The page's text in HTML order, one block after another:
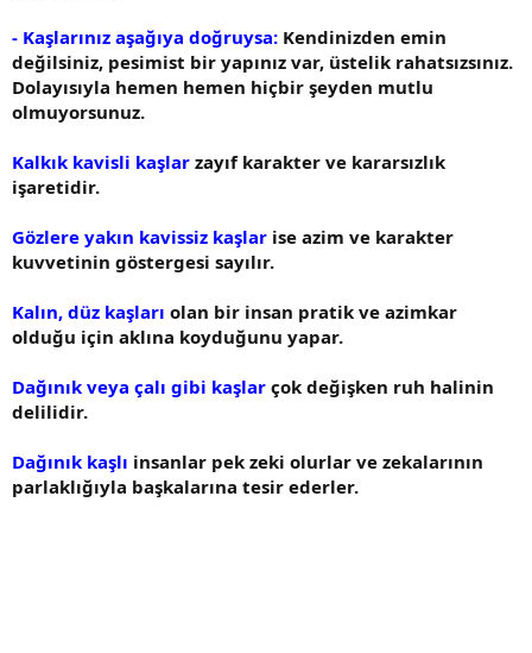
- Kaşlarınız aşağıya doğruysa: Kendinizden emin
değilsiniz, pesimist bir yapınız var, üstelik rahatsızsınız.
Dolayısıyla hemen hemen hiçbir şeyden mutlu
olmuyorsunuz.
Kalkık kavisli kaşlar zayıf karakter ve kararsızlık
işaretidir.
Gözlere yakın kavissiz kaşlar ise azim ve karakter
kuvvetinin göstergesi sayılır.
Kalın, düz kaşları olan bir insan pratik ve azimkar
olduğu için aklına koyduğunu yapar.
Dağınık veya çalı gibi kaşlar çok değişken ruh halinin
delilidir.
Dağınık kaşlı insanlar pek zeki olurlar ve zekalarının
parlaklığıyla başkalarına tesir ederler.